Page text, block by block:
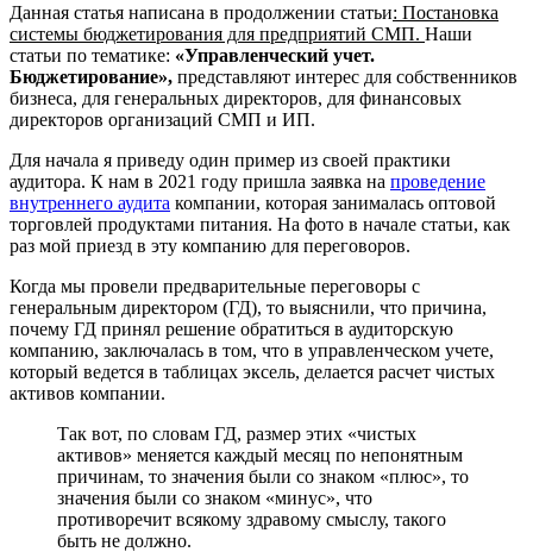
Данная статья написана в продолжении статьи: Постановка
системы бюджетирования для предприятий СМП. Наши
статьи по тематике: «Управленческий учет.
Бюджетирование», представляют интерес для собственников
бизнеса, для генеральных директоров, для финансовых
директоров организаций СМП и ИП.
Для начала я приведу один пример из своей практики
аудитора. К нам в 2021 году пришла заявка на проведение
внутреннего аудита компании, которая занималась оптовой
торговлей продуктами питания. На фото в начале статьи, как
раз мой приезд в эту компанию для переговоров.
Когда мы провели предварительные переговоры с
генеральным директором (ГД), то выяснили, что причина,
почему ГД принял решение обратиться в аудиторскую
компанию, заключалась в том, что в управленческом учете,
который ведется в таблицах эксель, делается расчет чистых
активов компании.
Так вот, по словам ГД, размер этих «чистых
активов» меняется каждый месяц по непонятным
причинам, то значения были со знаком «плюс», то
значения были со знаком «минус», что
противоречит всякому здравому смыслу, такого
быть не должно.